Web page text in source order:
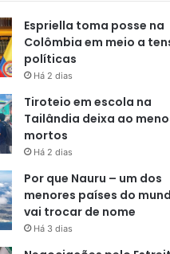
Espriella toma posse na
Colômbia em meio a
políticas
Há 2 dias
Tiroteio em escola na
Tailândia deixa ao
mortos
Há 2 dias
Por que Nauru – um dos
menores países do
vai trocar de nome
Há 3 dias